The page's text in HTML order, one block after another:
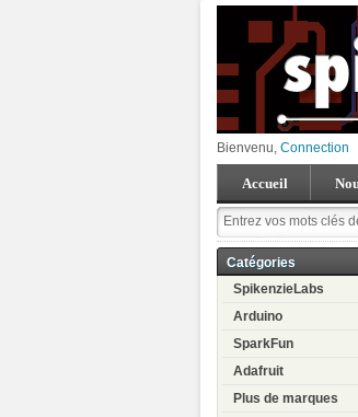
Bienvenu, Connection
Accueil
Catégories
SpikenzieLabs
Arduino
SparkFun
Adafruit
Plus de marques